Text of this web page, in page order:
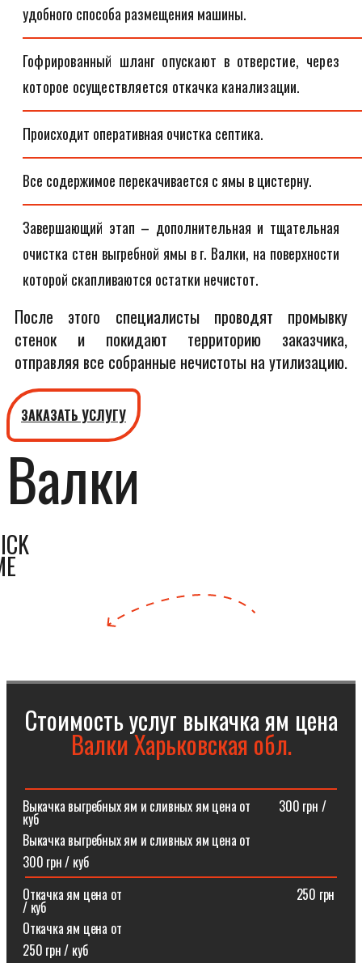
удобного способа размещения машины.
Гофрированный шланг опускают в отверстие, через
которое осуществляется откачка канализации.
Происходит оперативная очистка септика.
Все содержимое перекачивается с ямы в цистерну.
Завершающий этап – дополнительная и тщательная
очистка стен выгребной ямы в г. Валки, на поверхности
которой скапливаются остатки нечистот.
После этого специалисты проводят промывку
стенок и покидают территорию заказчика,
отправляя все собранные нечистоты на утилизацию.
ЗАКАЗАТЬ УСЛУГУ
Валки
Стоимость услуг выкачка ям цена
Валки Харьковская обл.
Выкачка выгребных ям и сливных ям цена от⠀⠀⠀300 грн /
куб
Выкачка выгребных ям и сливных ям цена от
300 грн / куб
Откачка ям цена от ⠀⠀⠀⠀⠀⠀⠀⠀⠀⠀⠀⠀⠀⠀⠀⠀⠀⠀250 грн
/ куб
Откачка ям цена от
250 грн / куб